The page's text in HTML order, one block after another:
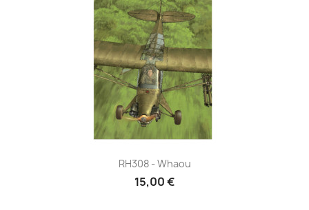
RH308 - Whaou
15,00 €